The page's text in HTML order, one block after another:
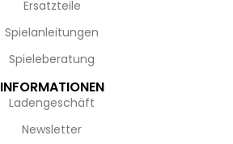
Ersatzteile
Spielanleitungen
Spieleberatung
INFORMATIONEN
Ladengeschäft
Newsletter